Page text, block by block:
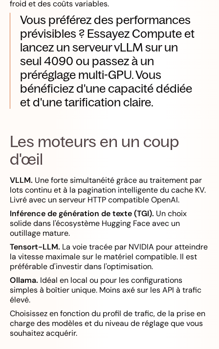
froid et des coûts variables.
Vous préférez des performances
prévisibles ? Essayez Compute et
lancez un serveur vLLM sur un
seul 4090 ou passez à un
préréglage multi-GPU. Vous
bénéficiez d'une capacité dédiée
et d'une tarification claire.
Les moteurs en un coup
d'œil
VLLM. Une forte simultanéité grâce au traitement par
lots continu et à la pagination intelligente du cache KV.
Livré avec un serveur HTTP compatible OpenAI.
Inférence de génération de texte (TGI). Un choix
solide dans l'écosystème Hugging Face avec un
outillage mature.
Tensort-LLM. La voie tracée par NVIDIA pour atteindre
la vitesse maximale sur le matériel compatible. Il est
préférable d'investir dans l'optimisation.
Ollama. Idéal en local ou pour les configurations
simples à boîtier unique. Moins axé sur les API à trafic
élevé.
Choisissez en fonction du profil de trafic, de la prise en
charge des modèles et du niveau de réglage que vous
souhaitez acquérir.